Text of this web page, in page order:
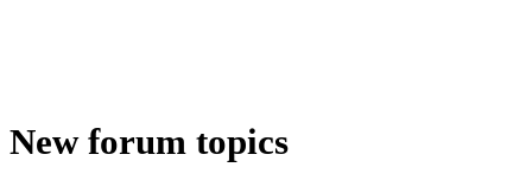
New forum topics